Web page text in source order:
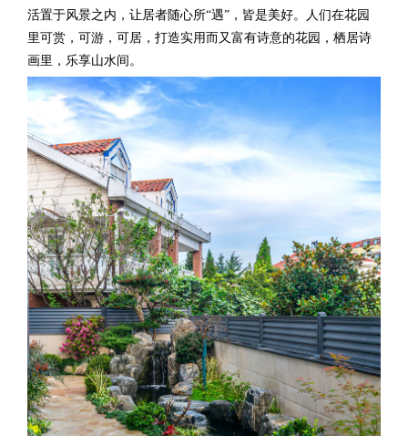
活置于风景之内，让居者随心所“遇”，皆是美好。
人们在花园
里可赏，可游，可居，打造实用而又富有诗意的花园，栖居诗
画里，乐享山水间。